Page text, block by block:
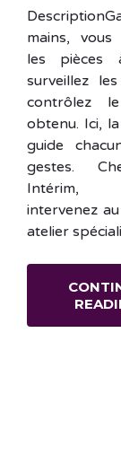
mains, vous
les pièces
surveillez
contrôlez
obtenu. Ici,
guide
gestes.
intervenez
atelier